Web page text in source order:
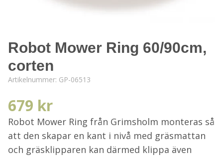
Robot Mower Ring 60/90cm,
corten
Artikelnummer: GP-06513
679 kr
Robot Mower Ring från Grimsholm monteras så
att den skapar en kant i nivå med gräsmattan
och gräsklipparen kan därmed klippa även